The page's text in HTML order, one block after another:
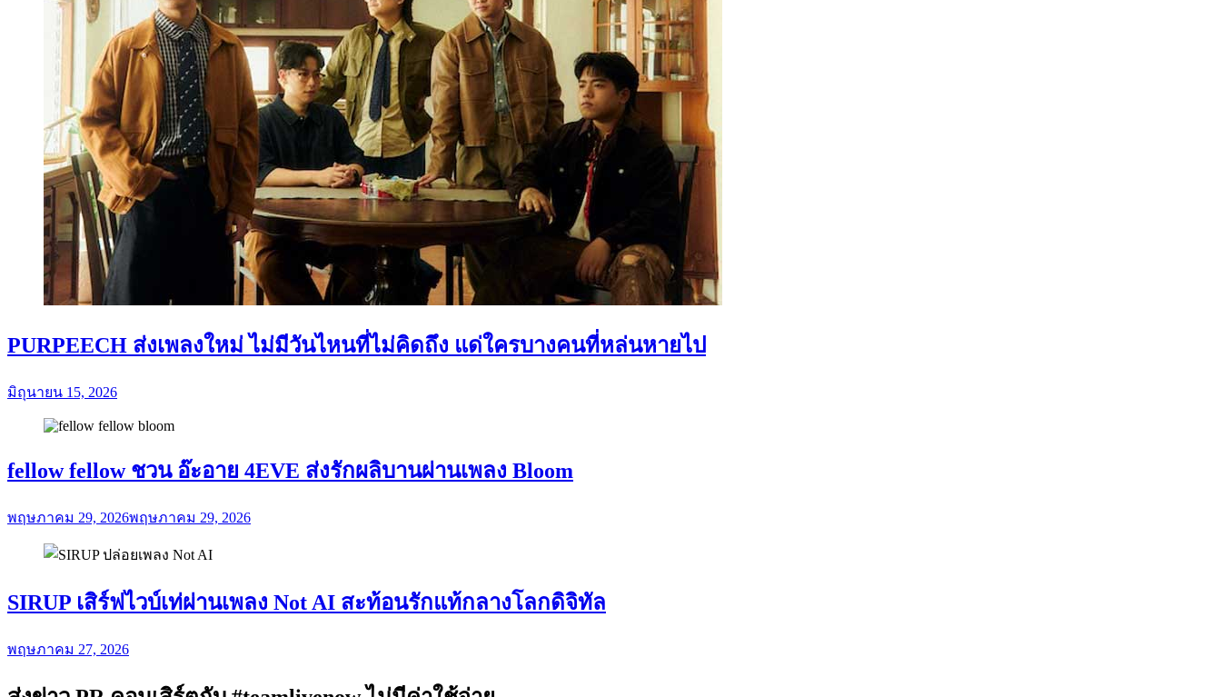
PURPEECH ส่งเพลงใหม่ ไม่มีวันไหนที่ไม่คิดถึง แด่ใครบางคนที่หล่นหายไป
มิถุนายน 15, 2026
fellow fellow ชวน อ๊ะอาย 4EVE ส่งรักผลิบานผ่านเพลง Bloom
พฤษภาคม 29, 2026พฤษภาคม 29, 2026
SIRUP เสิร์ฟไวบ์เท่ผ่านเพลง Not AI สะท้อนรักแท้กลางโลกดิจิทัล
พฤษภาคม 27, 2026